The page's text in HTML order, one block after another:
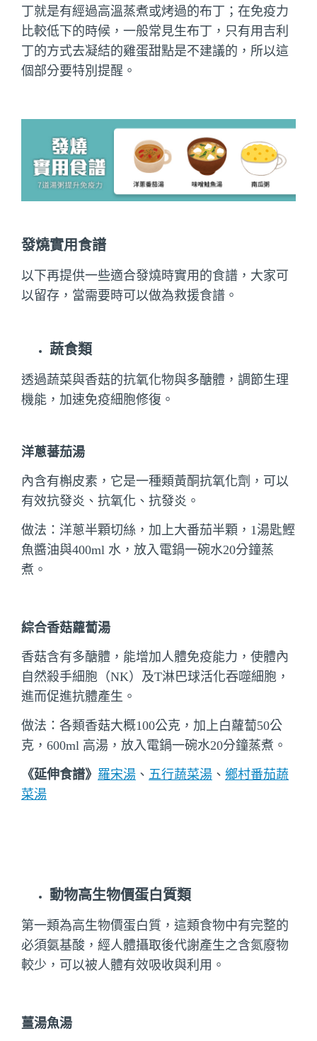
丁就是有經過高溫蒸煮或烤過的布丁；在免疫力
比較低下的時候，一般常見生布丁，只有用吉利
丁的方式去凝結的雞蛋甜點是不建議的，所以這
個部分要特別提醒。
發燒實用食譜
以下再提供一些適合發燒時實用的食譜，大家可
以留存，當需要時可以做為救援食譜。
蔬食類
透過蔬菜與香菇的抗氧化物與多醣體，調節生理
機能，加速免疫細胞修復。
洋蔥蕃茄湯
內含有槲皮素，它是一種類黃酮抗氧化劑，可以
有效抗發炎、抗氧化、抗發炎。
做法：洋蔥半顆切絲，加上大番茄半顆，1湯匙鰹
魚醬油與400ml 水，放入電鍋一碗水20分鐘蒸
煮。
綜合香菇蘿蔔湯
香菇含有多醣體，能增加人體免疫能力，使體內
自然殺手細胞（NK）及T淋巴球活化吞噬細胞，
進而促進抗體產生。
做法：各類香菇大概100公克，加上白蘿蔔50公
克，600ml 高湯，放入電鍋一碗水20分鐘蒸煮。
《延伸食譜》 羅宋湯 、 五行蔬菜湯 、 鄉村番茄蔬
菜湯
動物高生物價蛋白質類
第一類為高生物價蛋白質，這類食物中有完整的
必須氨基酸，經人體攝取後代謝產生之含氮廢物
較少，可以被人體有效吸收與利用。
薑湯魚湯